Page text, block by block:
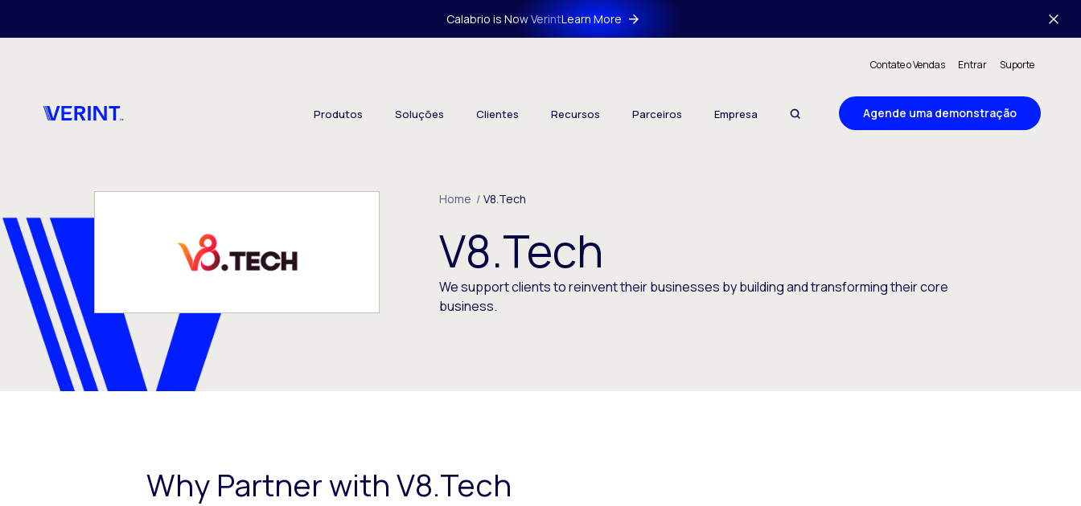
Calabrio is Now VerintLearn More
Contate o Vendas Entrar Suporte
Produtos Soluções Clientes Recursos Parceiros Empresa Agende uma demonstração
Home / V8.Tech
V8.Tech
We support clients to reinvent their businesses by building and transforming their core
business.
Why Partner with V8.Tech